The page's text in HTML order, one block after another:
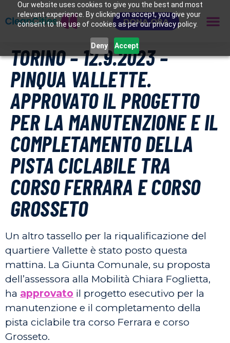
Our website uses cookies to give you the best and most
relevant experience. By clicking on accept, you give your
consent to the use of cookies as per our privacy policy.
Deny Accept
DONA ORA
TORINO – 12.9.2023 –
PINQUA VALLETTE.
APPROVATO IL PROGETTO
PER LA MANUTENZIONE E IL
COMPLETAMENTO DELLA
PISTA CICLABILE TRA
CORSO FERRARA E CORSO
GROSSETO
Un altro tassello per la riqualificazione del
quartiere Vallette è stato posto questa
mattina. La Giunta Comunale, su proposta
dell’assessora alla Mobilità Chiara Foglietta,
ha approvato il progetto esecutivo per la
manutenzione e il completamento della
pista ciclabile tra corso Ferrara e corso
Grosseto.